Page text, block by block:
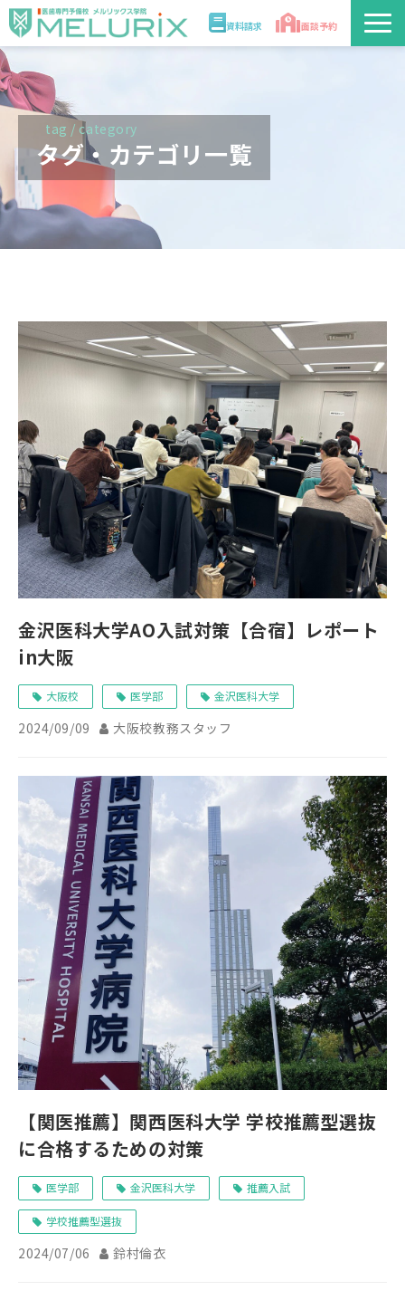
資料請求 面談予約
説明会/講座
校舎情報
入学案内
合格実績・合格体験記
医学部解答速報2026
tag / category
タグ・カテゴリ一覧
金沢医科大学AO入試対策【合宿】レポート
in大阪
大阪校 医学部 金沢医科大学
2024/09/09 大阪校教務スタッフ
【関医推薦】関西医科大学 学校推薦型選抜
に合格するための対策
医学部 金沢医科大学 推薦入試
学校推薦型選抜
2024/07/06 鈴村倫衣